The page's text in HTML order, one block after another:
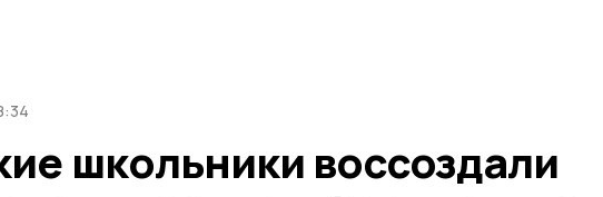
школьники воссоздали